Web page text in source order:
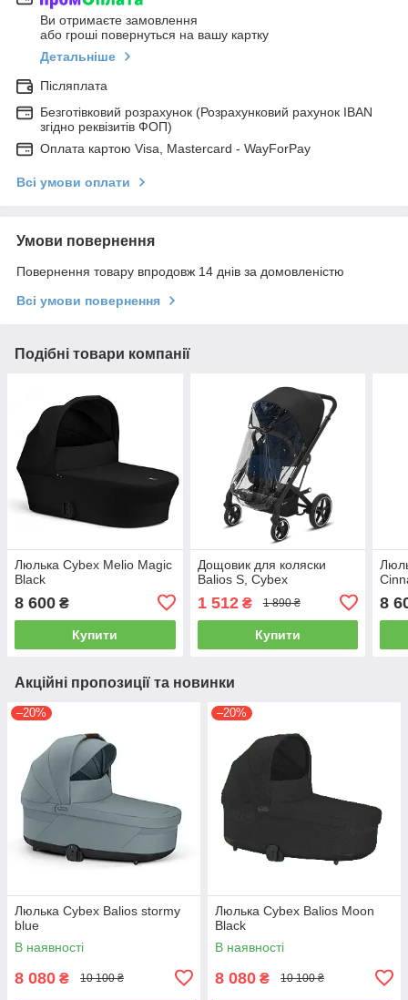
Ви отримаєте замовлення
або гроші повернуться на вашу картку
Детальніше
Післяплата
Безготівковий розрахунок (Розрахунковий рахунок IBAN
згідно реквізитів ФОП)
Оплата картою Visa, Mastercard - WayForPay
Всі умови оплати
Умови повернення
Повернення товару впродовж 14 днів за домовленістю
Всі умови повернення
Подібні товари компанії
Люлька Cybex Melio Magic
Black
8 600 ₴
Купити
Дощовик для коляски
Balios S, Cybex
1 512₴ 1 890 ₴
Купити
8
Акційні пропозиції та новинки
–20%
Люлька Cybex Balios stormy
blue
В наявності
8 080 ₴ 10 100 ₴
–20%
Люлька Cybex Balios Moon
Black
В наявності
8 080 ₴ 10 100 ₴